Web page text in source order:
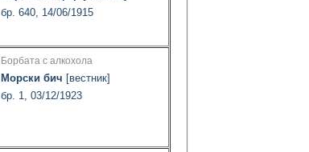
бр. 640, 14/06/1915
Борбата с алкохола
Морски бич [вестник]
бр. 1, 03/12/1923